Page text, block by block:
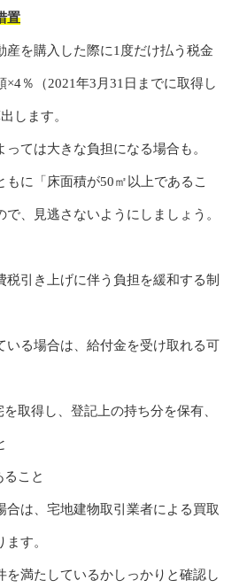
置
産を購入した際に1度だけ払う税金
×4％（2021年3月31日までに取得し
します。
っては大きな負担になる場合も。
もに「床面積が50㎡以上であるこ
で、見逃さないようにしましょう。
税引き上げに伴う負担を緩和する制
いる場合は、給付金を受け取れる可
取得し、登記上の持ち分を保有、
こと
合は、宅地建物取引業者による買取
す。
を満たしているかしっかりと確認し